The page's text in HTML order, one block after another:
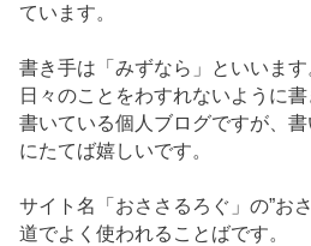
ています。
書き手は「みずなら」といいます
日々のことをわすれないように
書いている個人ブログですが、
にたてば嬉しいです。
サイト名「おささるろぐ」の”お
道でよく使われることばです。